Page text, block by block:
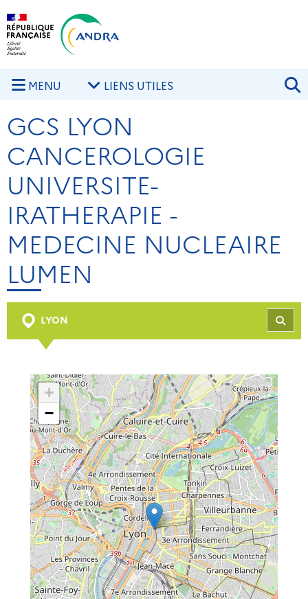
Aller au contenu principal
MENU LIENS UTILES
GCS LYON
CANCEROLOGIE
UNIVERSITE-
IRATHERAPIE -
MEDECINE NUCLEAIRE
LUMEN
LYON
+
−